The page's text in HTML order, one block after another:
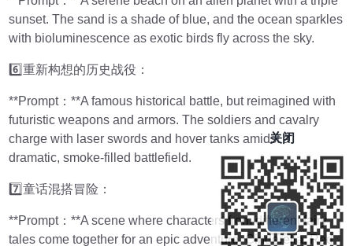
sunset. The sand is a shade of blue, and the ocean sparkles
with bioluminescence as exotic birds fly across the sky.
6️⃣重新构想的历史战役：
**Prompt：**A famous historical battle, but reimagined with
futuristic weapons and armors. The soldiers and cavalry
charge with laser swords and hover tanks amidst a
dramatic, smoke-filled battlefield.
7️⃣童话混搭冒险：
**Prompt：**A scene where characters from different fairy
tales come together for an epic adventure. Cinderella, Red
关闭